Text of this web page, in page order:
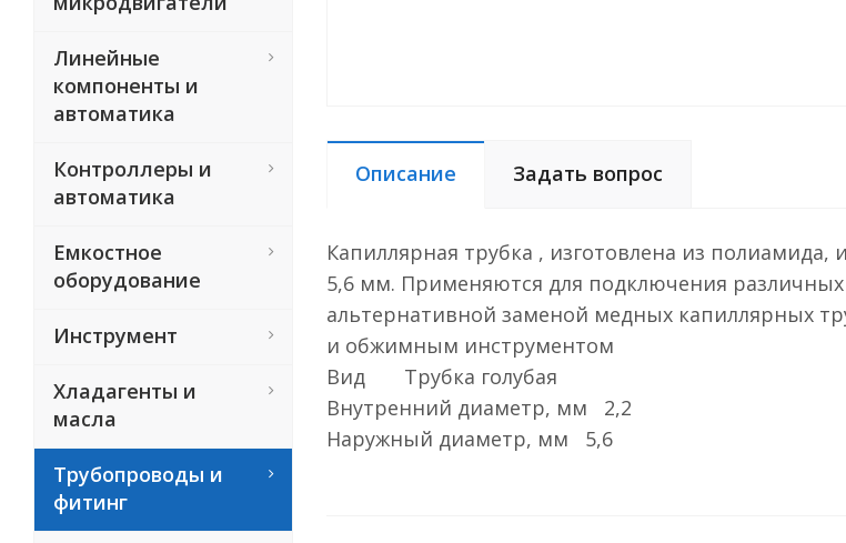
Описание Задать вопрос
Капиллярная трубка , изготовлена из
5,6 мм. Применяются для подключения
альтернативной заменой медных капиллярных
и обжимным инструментом
Вид Трубка голубая
Внутренний диаметр, мм 2,2
Наружный диаметр, мм 5,6
Линейные
компоненты и
автоматика
Контроллеры и
автоматика
Емкостное
оборудование
Инструмент
Хладагенты и
масла
Трубопроводы и
фитинг